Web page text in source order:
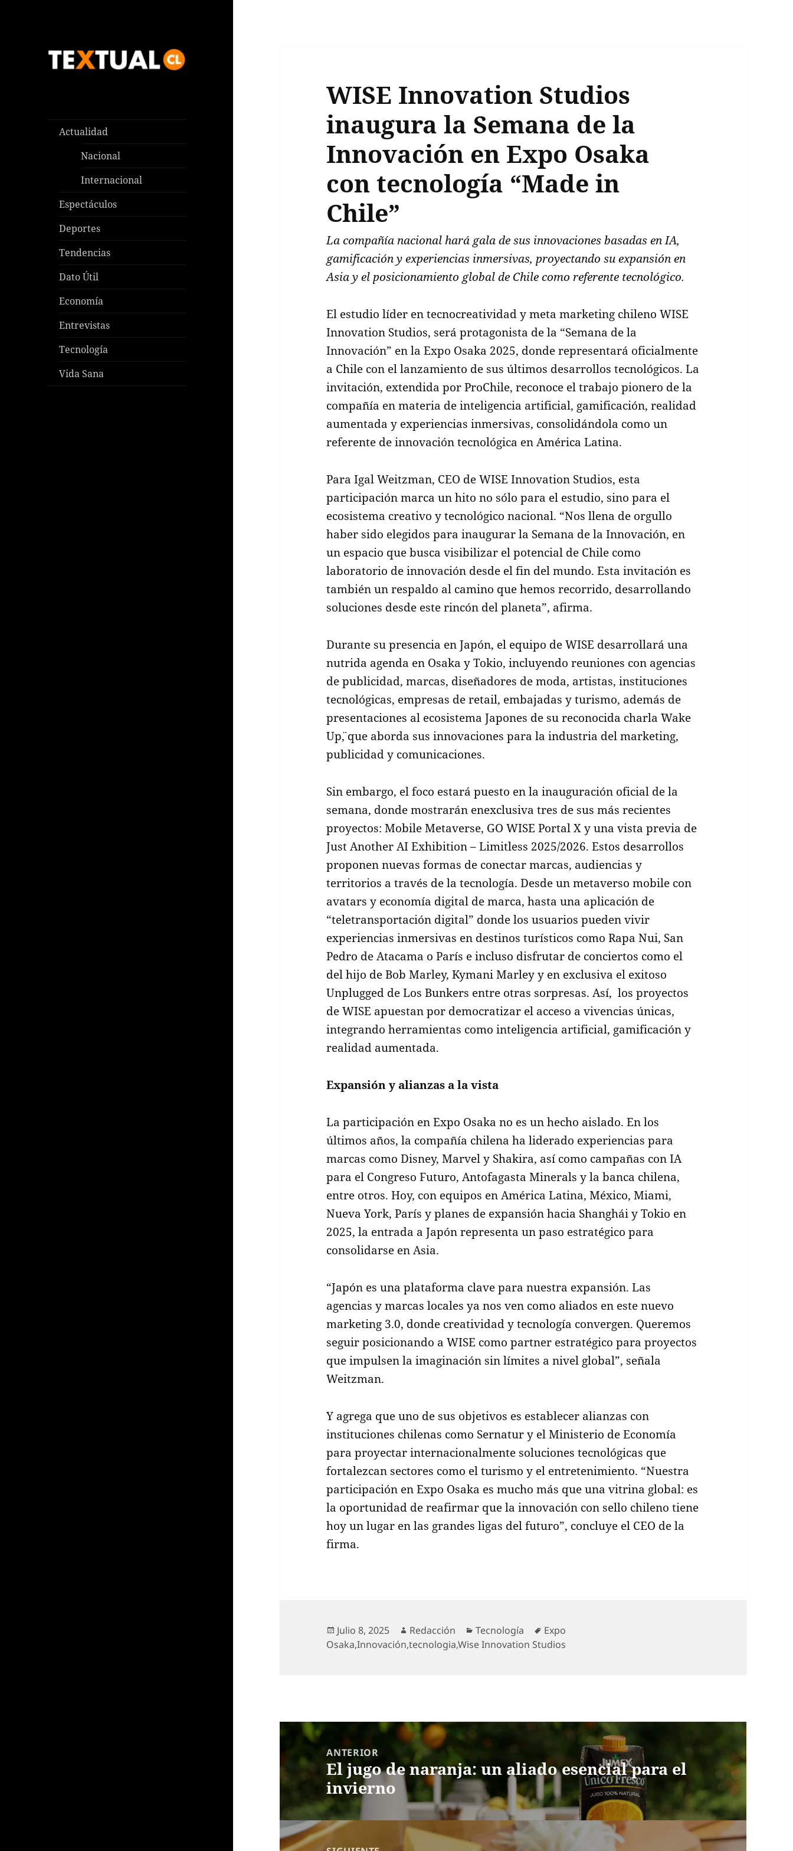
Actualidad
Nacional
Internacional
Espectáculos
Deportes
Tendencias
Dato Útil
Economía
Entrevistas
Tecnología
Vida Sana
WISE Innovation Studios
inaugura la Semana de la
Innovación en Expo Osaka
con tecnología “Made in
Chile”
La compañía nacional hará gala de sus innovaciones basadas en IA,
gamificación y experiencias inmersivas, proyectando su expansión en
Asia y el posicionamiento global de Chile como referente tecnológico.
El estudio líder en tecnocreatividad y meta marketing chileno WISE
Innovation Studios, será protagonista de la “Semana de la
Innovación” en la Expo Osaka 2025, donde representará oficialmente
a Chile con el lanzamiento de sus últimos desarrollos tecnológicos. La
invitación, extendida por ProChile, reconoce el trabajo pionero de la
compañía en materia de inteligencia artificial, gamificación, realidad
aumentada y experiencias inmersivas, consolidándola como un
referente de innovación tecnológica en América Latina.
Para Igal Weitzman, CEO de WISE Innovation Studios, esta
participación marca un hito no sólo para el estudio, sino para el
ecosistema creativo y tecnológico nacional. “Nos llena de orgullo
haber sido elegidos para inaugurar la Semana de la Innovación, en
un espacio que busca visibilizar el potencial de Chile como
laboratorio de innovación desde el fin del mundo. Esta invitación es
también un respaldo al camino que hemos recorrido, desarrollando
soluciones desde este rincón del planeta”, afirma.
Durante su presencia en Japón, el equipo de WISE desarrollará una
nutrida agenda en Osaka y Tokio, incluyendo reuniones con agencias
de publicidad, marcas, diseñadores de moda, artistas, instituciones
tecnológicas, empresas de retail, embajadas y turismo, además de
presentaciones al ecosistema Japones de su reconocida charla ¨Wake
Up¨, que aborda sus innovaciones para la industria del marketing,
publicidad y comunicaciones.
Sin embargo, el foco estará puesto en la inauguración oficial de la
semana, donde mostrarán enexclusiva tres de sus más recientes
proyectos: Mobile Metaverse, GO WISE Portal X y una vista previa de
Just Another AI Exhibition – Limitless 2025/2026. Estos desarrollos
proponen nuevas formas de conectar marcas, audiencias y
territorios a través de la tecnología. Desde un metaverso mobile con
avatars y economía digital de marca, hasta una aplicación de
“teletransportación digital” donde los usuarios pueden vivir
experiencias inmersivas en destinos turísticos como Rapa Nui, San
Pedro de Atacama o París e incluso disfrutar de conciertos como el
del hijo de Bob Marley, Kymani Marley y en exclusiva el exitoso
Unplugged de Los Bunkers entre otras sorpresas. Así, los proyectos
de WISE apuestan por democratizar el acceso a vivencias únicas,
integrando herramientas como inteligencia artificial, gamificación y
realidad aumentada.
Expansión y alianzas a la vista
La participación en Expo Osaka no es un hecho aislado. En los
últimos años, la compañía chilena ha liderado experiencias para
marcas como Disney, Marvel y Shakira, así como campañas con IA
para el Congreso Futuro, Antofagasta Minerals y la banca chilena,
entre otros. Hoy, con equipos en América Latina, México, Miami,
Nueva York, París y planes de expansión hacia Shanghái y Tokio en
2025, la entrada a Japón representa un paso estratégico para
consolidarse en Asia.
“Japón es una plataforma clave para nuestra expansión. Las
agencias y marcas locales ya nos ven como aliados en este nuevo
marketing 3.0, donde creatividad y tecnología convergen. Queremos
seguir posicionando a WISE como partner estratégico para proyectos
que impulsen la imaginación sin límites a nivel global”, señala
Weitzman.
Y agrega que uno de sus objetivos es establecer alianzas con
instituciones chilenas como Sernatur y el Ministerio de Economía
para proyectar internacionalmente soluciones tecnológicas que
fortalezcan sectores como el turismo y el entretenimiento. “Nuestra
participación en Expo Osaka es mucho más que una vitrina global: es
la oportunidad de reafirmar que la innovación con sello chileno tiene
hoy un lugar en las grandes ligas del futuro”, concluye el CEO de la
firma.
Publicado
el
Julio 8, 2025 Autor
Redacción Categorías
Tecnología Etiquetas
Expo
Osaka,Innovación,tecnologia,Wise Innovation Studios
Navegación
entradas
ANTERIOR
Entrada
anterior:
El jugo de naranja: un aliado esencial para el
invierno